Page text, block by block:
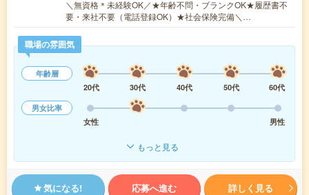
＼無資格＊未経験OK／★年齢不問・ブランクOK★履歴書不
要・来社不要（電話登録OK）★社会保険完備＼…
職場の雰囲気
年齢層
20代
30代 40代 50代
60代
男女比率
女性
男性
もっと見る
気になる! 応募へ進む 詳しく見る